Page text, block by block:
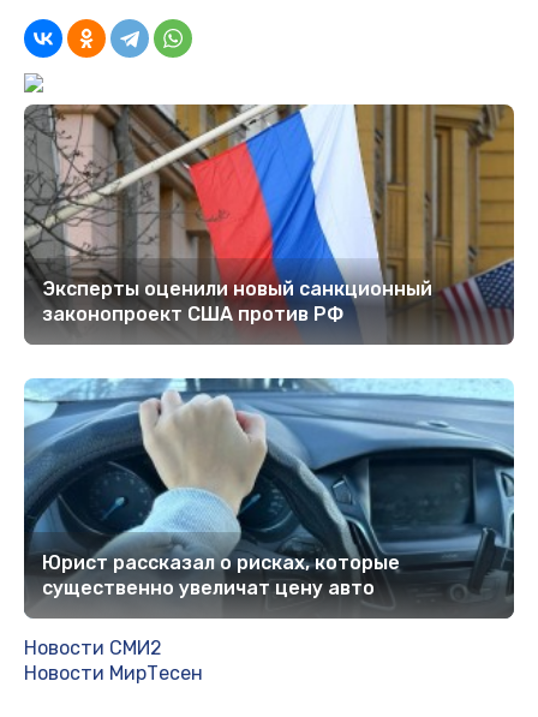
Эксперты оценили новый санкционный
законопроект США против РФ
Юрист рассказал о рисках, которые
существенно увеличат цену авто
Новости СМИ2
Новости МирТесен